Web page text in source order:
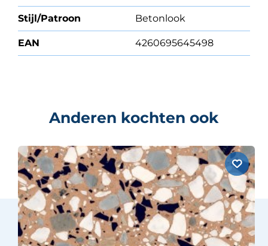
Stijl/Patroon Betonlook
EAN 4260695645498
Anderen kochten ook